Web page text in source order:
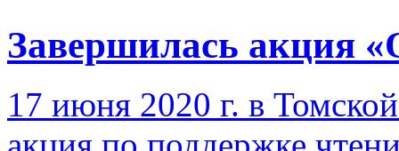
Завершилась акция
17 июня 2020 г. в